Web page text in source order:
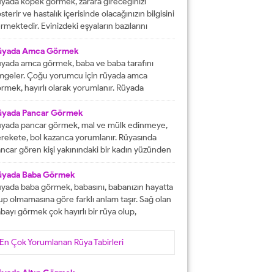
gideceğini gösterirken, ömür boyu
olan konforlu bir hayatın varlığına delalet
Ağız tadınızı bozan faktörleri...
ve hastalık içerisinde olacağınızın bilgisini
Evinizdeki eşyaların bazılarını
delalet etmektedir. Kuvvetsiz
durumun içerisinde kalacağınızın ve rahatsızlık
olacağınızın haberini vermektedir.
dönemlerin içerisinde olacağınızın
verir ve kendinizi başarısız
işaret olacaktır. Diğer yandan ise
yapacak olan kişilerden dolayı başınızın...
Amca Görmek
amca görmek, baba ve baba tarafını
Çoğu yorumcu için rüyada amca
hayırlı olarak yorumlanır. Rüyada
gören kişi, kısa süre içerisinde
çözüp, huzura kavuşacak demektir.
bu rüyayı gören kişinin sağlık sıkıntıları varsa,
çözüme ulaşacak olarak yorumlanır. İşsiz
kişinin bu rüyayı görmesi hayırlı iş
Pancar Görmek
pancar görmek, mal ve mülk edinmeye,
bol kazanca yorumlanır. Rüyasında
gören kişi yakınındaki bir kadın yüzünden
düşebilir, acı haber alabilir, başına gelecek
üzüntüye ve kedere tabir edilebilir. Bekar
rüyasında pancar görürse, yakın zamanda
yada evlenir. Evli birisinin gördüğü
rüyası, eşiyle kavgaya yada ayrılığa...
Baba Görmek
baba görmek, babasını, babanızın hayatta
olmamasına göre farklı anlam taşır. Sağ olan
görmek çok hayırlı bir rüya olup,
veren veren en değerli varlıklar, kişinin
En Çok Yorumlanan Rüya Tabirleri